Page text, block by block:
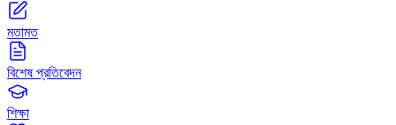
মতামত
বিশেষ প্রতিবেদন
শিক্ষা